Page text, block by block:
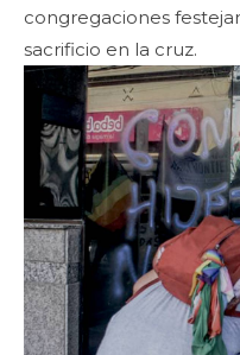
congregaciones
sacrificio en la cruz.